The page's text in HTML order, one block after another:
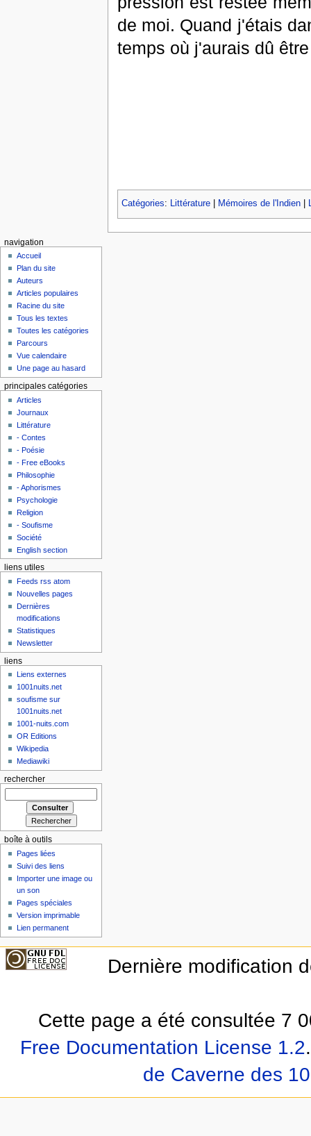
de moi. Quand j'étais
temps où j'aurais dû
Catégories: Littérature| Mémoires de l'Indien|
navigation
Accueil
Plan du site
Auteurs
Articles populaires
Racine du site
Tous les textes
Toutes les catégories
Parcours
Vue calendaire
Une page au hasard
principales catégories
Articles
Journaux
Littérature
- Contes
- Poésie
- Free eBooks
Philosophie
- Aphorismes
Psychologie
Religion
- Soufisme
Société
English section
liens utiles
Feeds rss atom
Nouvelles pages
Dernières
modifications
Statistiques
Newsletter
liens
Liens externes
1001nuits.net
soufisme sur
1001nuits.net
1001-nuits.com
OR Editions
Wikipedia
Mediawiki
rechercher
boîte à outils
Pages liées
Suivi des liens
Importer une image ou
un son
Pages spéciales
Version imprimable
Lien permanent
Dernière modification
Cette page a été consultée 7
Free Documentation License 1.2.
de Caverne des